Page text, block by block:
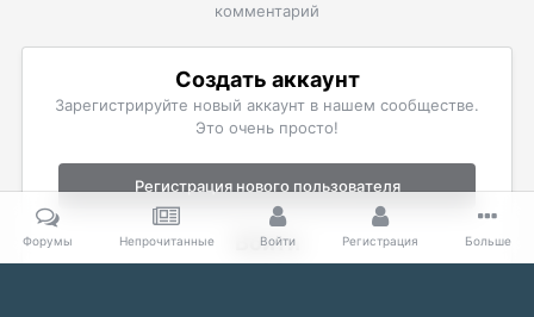
комментарий
Создать аккаунт
Зарегистрируйте новый аккаунт в нашем сообществе.
Это очень просто!
Регистрация нового пользователя
Войти
Уже есть аккаунт? Войти в систему.
Форумы Непрочитанные Войти Регистрация Больше